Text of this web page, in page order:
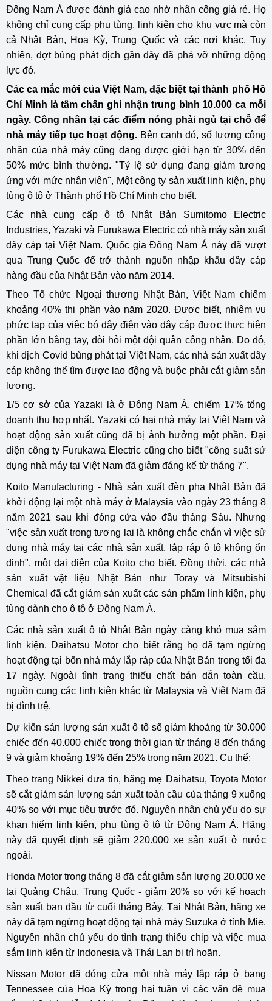
Đông Nam Á được đánh giá cao nhờ nhân công giá rẻ. Họ
không chỉ cung cấp phụ tùng, linh kiện cho khu vực mà còn
cả Nhật Bản, Hoa Kỳ, Trung Quốc và các nơi khác. Tuy
nhiên, đợt bùng phát dịch gần đây đã phá vỡ những động
lực đó.
Các ca mắc mới của Việt Nam, đặc biệt tại thành phố Hồ
Chí Minh là tâm chấn ghi nhận trung bình 10.000 ca mỗi
ngày. Công nhân tại các điểm nóng phải ngủ tại chỗ để
nhà máy tiếp tục hoạt động. Bên cạnh đó, số lượng công
nhân của nhà máy cũng đang được giới hạn từ 30% đến
50% mức bình thường. "Tỷ lệ sử dụng đang giảm tương
ứng với mức nhân viên", Một công ty sản xuất linh kiện, phụ
tùng ô tô ở Thành phố Hồ Chí Minh cho biết.
Các nhà cung cấp ô tô Nhật Bản Sumitomo Electric
Industries, Yazaki và Furukawa Electric có nhà máy sản xuất
dây cáp tại Việt Nam. Quốc gia Đông Nam Á này đã vượt
qua Trung Quốc để trở thành nguồn nhập khẩu dây cáp
hàng đầu của Nhật Bản vào năm 2014.
Theo Tổ chức Ngoại thương Nhật Bản, Việt Nam chiếm
khoảng 40% thị phần vào năm 2020. Được biết, nhiệm vụ
phức tạp của việc bó dây điện vào dây cáp được thực hiện
phần lớn bằng tay, đòi hỏi một đội quân công nhân. Do đó,
khi dịch Covid bùng phát tại Việt Nam, các nhà sản xuất dây
cáp không thể tìm được lao động và buộc phải cắt giảm sản
lượng.
1/5 cơ sở của Yazaki là ở Đông Nam Á, chiếm 17% tổng
doanh thu hợp nhất. Yazaki có hai nhà máy tại Việt Nam và
hoạt động sản xuất cũng đã bị ảnh hưởng một phần. Đại
diện công ty Furukawa Electric cũng cho biết "công suất sử
dụng nhà máy tại Việt Nam đã giảm đáng kể từ tháng 7".
Koito Manufacturing - Nhà sản xuất đèn pha Nhật Bản đã
khởi động lại một nhà máy ở Malaysia vào ngày 23 tháng 8
năm 2021 sau khi đóng cửa vào đầu tháng Sáu. Nhưng
"việc sản xuất trong tương lai là không chắc chắn vì việc sử
dụng nhà máy tại các nhà sản xuất, lắp ráp ô tô không ổn
định", một đại diện của Koito cho biết. Đồng thời, các nhà
sản xuất vật liệu Nhật Bản như Toray và Mitsubishi
Chemical đã cắt giảm sản xuất các sản phẩm linh kiện, phụ
tùng dành cho ô tô ở Đông Nam Á.
Các nhà sản xuất ô tô Nhật Bản ngày càng khó mua sắm
linh kiện. Daihatsu Motor cho biết rằng họ đã tạm ngừng
hoạt động tại bốn nhà máy lắp ráp của Nhật Bản trong tối đa
17 ngày. Ngoài tình trạng thiếu chất bán dẫn toàn cầu,
nguồn cung các linh kiện khác từ Malaysia và Việt Nam đã
bị đình trệ.
Dự kiến sản lượng sản xuất ô tô sẽ giảm khoảng từ 30.000
chiếc đến 40.000 chiếc trong thời gian từ tháng 8 đến tháng
9 và giảm khoảng 19% đến 25% trong năm 2021. Cụ thể:
Theo trang Nikkei đưa tin, hãng mẹ Daihatsu, Toyota Motor
sẽ cắt giảm sản lượng sản xuất toàn cầu của tháng 9 xuống
40% so với mục tiêu trước đó. Nguyên nhân chủ yếu do sự
khan hiếm linh kiện, phụ tùng ô tô từ Đông Nam Á. Hãng
này đã quyết định sẽ giảm 220.000 xe sản xuất ở nước
ngoài.
Honda Motor trong tháng 8 đã cắt giảm sản lượng 20.000 xe
tại Quảng Châu, Trung Quốc - giảm 20% so với kế hoạch
sản xuất ban đầu từ cuối tháng Bảy. Tại Nhật Bản, hãng xe
này đã tạm ngừng hoạt động tại nhà máy Suzuka ở tỉnh Mie.
Nguyên nhân chủ yếu do tình trạng thiếu chip và việc mua
sắm linh kiện từ Indonesia và Thái Lan bị trì hoãn.
Nissan Motor đã đóng cửa một nhà máy lắp ráp ở bang
Tennessee của Hoa Kỳ trong hai tuần vì các vấn đề mua